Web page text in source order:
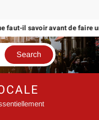
il savoir avant de faire une